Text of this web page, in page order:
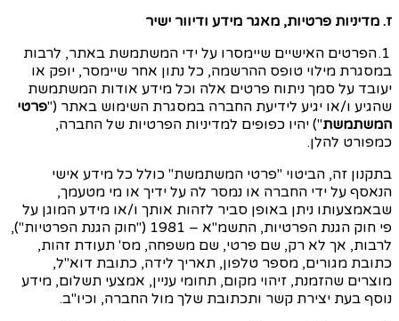
ז. מדיניות פרטיות, מאגר מידע ודיוור ישיר
1. הפרטים האישיים שיימסרו על ידי המשתמשת באתר, לרבות
במסגרת מילוי טופס ההרשמה, כל נתון אחר שיימסר, יופק או
יעובד על סמך ניתוח פרטים אלה וכל מידע אודות המשתמשת
שהגיע ו/או יגיע לידיעת החברה במסגרת השימוש באתר ("פרטי
המשתמשת") יהיו כפופים למדיניות הפרטיות של החברה,
כמפורט להלן.
בתקנון זה, הביטוי "פרטי המשתמשת" כולל כל מידע אישי
הנאסף על ידי החברה או נמסר לה על ידיך או מי מטעמך,
שבאמצעותו ניתן באופן סביר לזהות אותך ו/או מידע המוגן על
פי חוק הגנת הפרטיות, התשמ"א
– 1981 ("חוק הגנת הפרטיות"),
לרבות, אך לא רק, שם פרטי, שם משפחה, מס' תעודת זהות,
כתובת מגורים, מספר טלפון, תאריך לידה, כתובת דוא"ל,
מוצרים שהזמנת, זיהוי מקום, תחומי עניין, אמצעי תשלום, מידע
נוסף בעת יצירת קשר ותכתובת שלך מול החברה, וכיו"ב.